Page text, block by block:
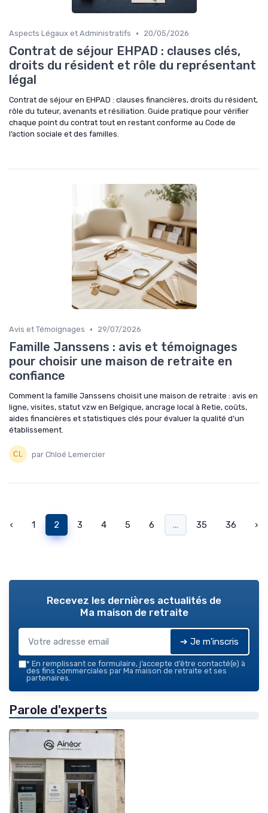
Aspects Légaux et Administratifs • 20/05/2026
Contrat de séjour EHPAD : clauses clés,
droits du résident et rôle du représentant
légal
Contrat de séjour en EHPAD : clauses financières, droits du résident,
rôle du tuteur, avenants et résiliation. Guide pratique pour vérifier
chaque point du contrat tout en restant conforme au Code de
l’action sociale et des familles.
Avis et Témoignages • 29/07/2026
Famille Janssens : avis et témoignages
pour choisir une maison de retraite en
confiance
Comment la famille Janssens choisit une maison de retraite : avis en
ligne, visites, statut vzw en Belgique, ancrage local à Retie, coûts,
aides financières et statistiques clés pour évaluer la qualité d’un
établissement.
par Chloé Lemercier
‹ 1 2 3 4 5 6 ... 35 36 ›
Recevez les dernières actualités de
Ma maison de retraite
➔ Je m'inscris
* En remplissant ce formulaire, j’accepte d’être contacté(e) à
des fins commerciales par Ma maison de retraite et ses
partenaires.
Parole d'experts